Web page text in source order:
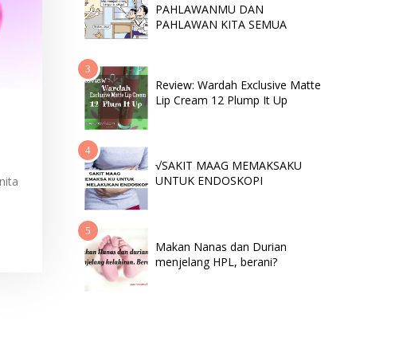
PAHLAWANMU DAN
PAHLAWAN KITA SEMUA
Review: Wardah Exclusive Matte
Lip Cream 12 Plump It Up
√SAKIT MAAG MEMAKSAKU
UNTUK ENDOSKOPI
Makan Nanas dan Durian
menjelang HPL, berani?